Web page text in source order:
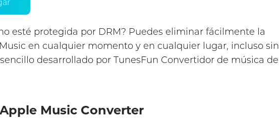
esté protegida por DRM? Puedes eliminar fácilmente la
en cualquier momento y en cualquier lugar, incluso sin
desarrollado por TunesFun Convertidor de música de
Music Converter